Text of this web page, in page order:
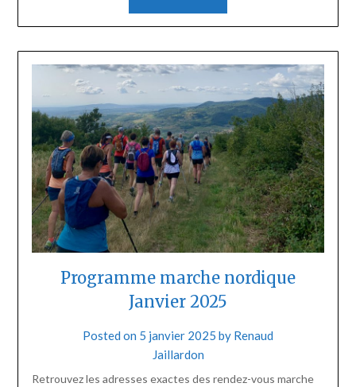
Programme marche nordique
Janvier 2025
Posted on 5 janvier 2025 by Renaud
Jaillardon
Retrouvez les adresses exactes des rendez-vous marche